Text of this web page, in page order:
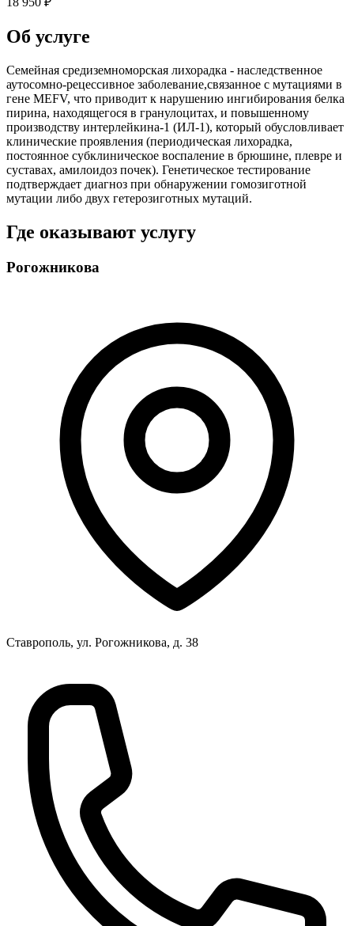
Об услуге
Семейная средиземноморская лихорадка - наследственное
аутосомно-рецессивное заболевание,связанное с мутациями в
гене MEFV, что приводит к нарушению ингибирования белка
пирина, находящегося в гранулоцитах, и повышенному
производству интерлейкина-1 (ИЛ-1), который обусловливает
клинические проявления (периодическая лихорадка,
постоянное субклиническое воспаление в брюшине, плевре и
суставах, амилоидоз почек). Генетическое тестирование
подтверждает диагноз при обнаружении гомозиготной
мутации либо двух гетерозиготных мутаций.
Где оказывают услугу
Рогожникова
Ставрополь, ул. Рогожникова, д. 38